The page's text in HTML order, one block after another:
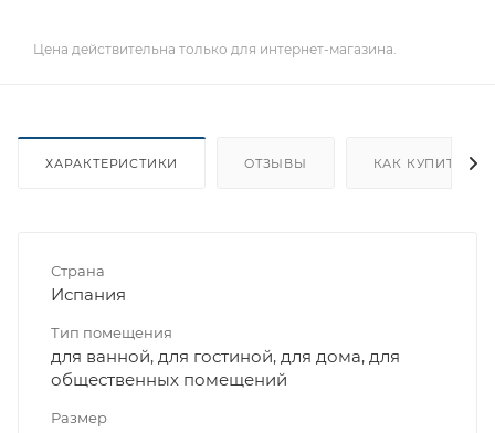
Цена действительна только для интернет-магазина.
ХАРАКТЕРИСТИКИ ОТЗЫВЫ КАК КУПИТЬ
Страна
Испания
Тип помещения
для ванной, для гостиной, для дома, для
общественных помещений
Размер